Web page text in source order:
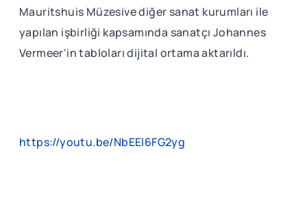
Mauritshuis Müzesive diğer sanat kurumları ile
yapılan işbirliği kapsamında sanatçı Johannes
Vermeer'in tabloları dijital ortama aktarıldı.
https://youtu.be/NbEEl6FG2yg